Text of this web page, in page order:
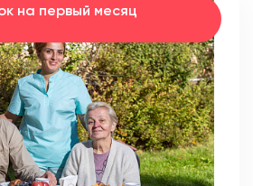
на первый месяц